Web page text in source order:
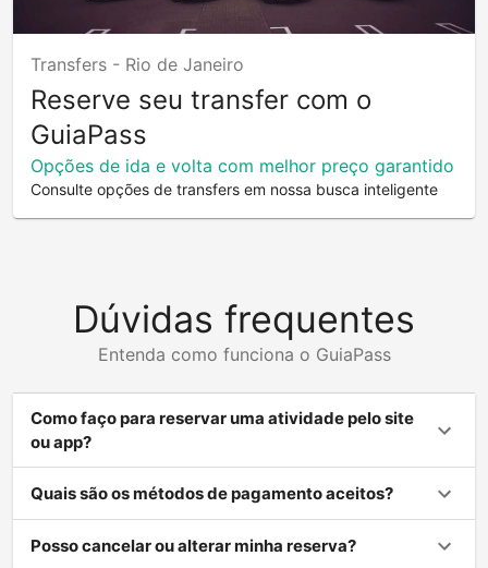
Transfers - Rio de Janeiro
Reserve seu transfer com o
GuiaPass
Opções de ida e volta com melhor preço garantido
Consulte opções de transfers em nossa busca inteligente
Dúvidas frequentes
Entenda como funciona o GuiaPass
Como faço para reservar uma atividade pelo site
ou app?
Quais são os métodos de pagamento aceitos?
Posso cancelar ou alterar minha reserva?